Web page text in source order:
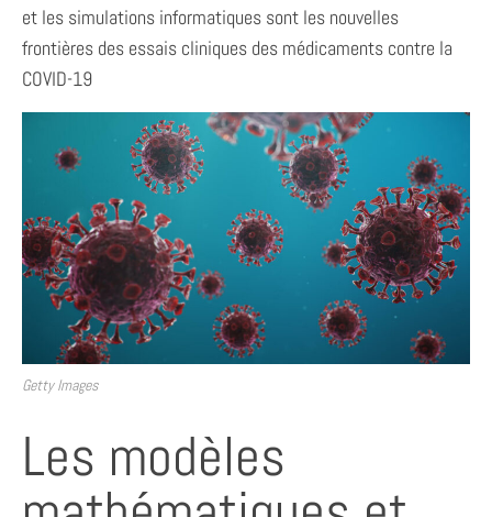
et les simulations informatiques sont les nouvelles
frontières des essais cliniques des médicaments contre la
COVID-19
Getty Images
Les modèles